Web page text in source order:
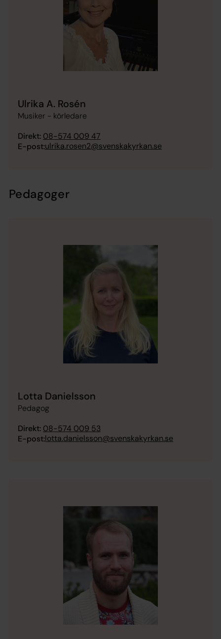
Ulrika A. Rosén
Musiker - körledare
Direkt: 08-574 009 47
E-post:ulrika.rosen2@svenskakyrkan.se
Pedagoger
Lotta Danielsson
Pedagog
Direkt: 08-574 009 53
E-post:lotta.danielsson@svenskakyrkan.se